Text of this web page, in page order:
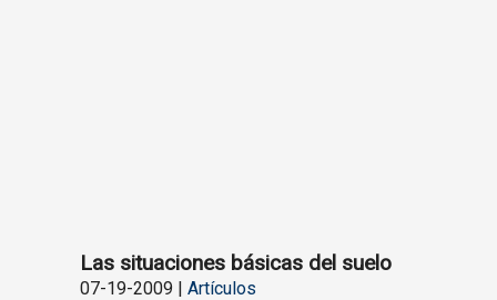
Las situaciones básicas del suelo
07-19-2009 | Artículos